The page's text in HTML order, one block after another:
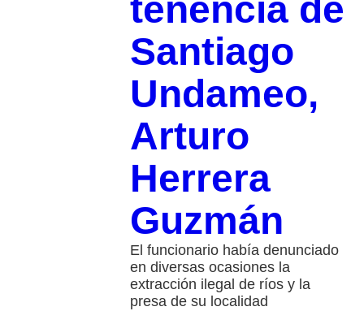
tenencia de
Santiago
Undameo,
Arturo
Herrera
Guzmán
El funcionario había denunciado
en diversas ocasiones la
extracción ilegal de ríos y la
presa de su localidad